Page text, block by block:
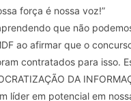
força é nossa voz!”
que não
ao afirmar que o
contratados para isso.
DA
líder em potencial em